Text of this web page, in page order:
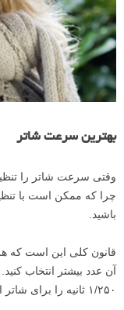
بهترین سرعت شاتر
وقتی سرعت شاتر را
چرا که ممکن است با
باشید.
قانون کلی این است که
۱/۲۵۰ ثانیه را برای شاتر انتخاب کنید.